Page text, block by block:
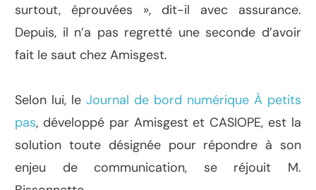
surtout, éprouvées », dit-il avec assurance.
Depuis, il n’a pas regretté une seconde d’avoir
fait le saut chez Amisgest.
Selon lui, le Journal de bord numérique À petits
pas, développé par Amisgest et CASIOPE, est la
solution toute désignée pour répondre à son
enjeu de communication, se réjouit M.